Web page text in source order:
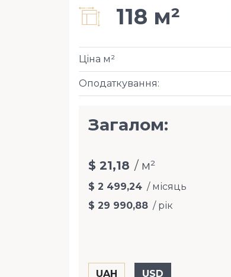
118 м²
Оподаткування:
Ціна м²
Загалом:
$ 21,18 / м²
$ 2 499,24 / місяць
$ 29 990,88 / рік